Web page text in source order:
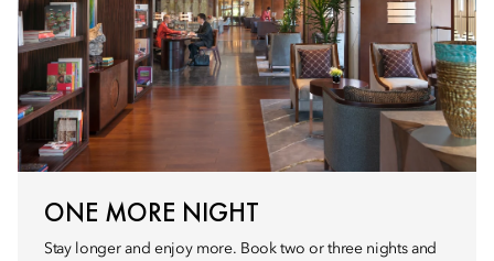
ONE MORE NIGHT
Stay longer and enjoy more. Book two or three nights and